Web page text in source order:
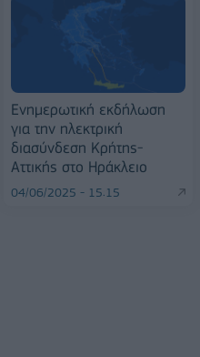
Ενημερωτική εκδήλωση
για την ηλεκτρική
διασύνδεση Κρήτης-
Αττικής στο Ηράκλειο
04/06/2025 - 15:15